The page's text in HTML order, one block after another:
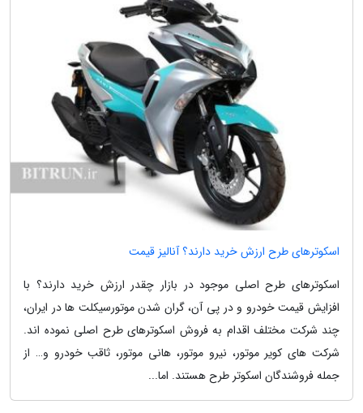
اسکوترهای طرح ارزش خرید دارند؟ آنالیز قیمت
اسکوترهای طرح اصلی موجود در بازار چقدر ارزش خرید دارند؟ با
افزایش قیمت خودرو و در پی آن، گران شدن موتورسیکلت ها در ایران،
چند شرکت مختلف اقدام به فروش اسکوترهای طرح اصلی نموده اند.
شرکت های کویر موتور، نیرو موتور، هانی موتور، ثاقب خودرو و… از
جمله فروشندگان اسکوتر طرح هستند. اما...